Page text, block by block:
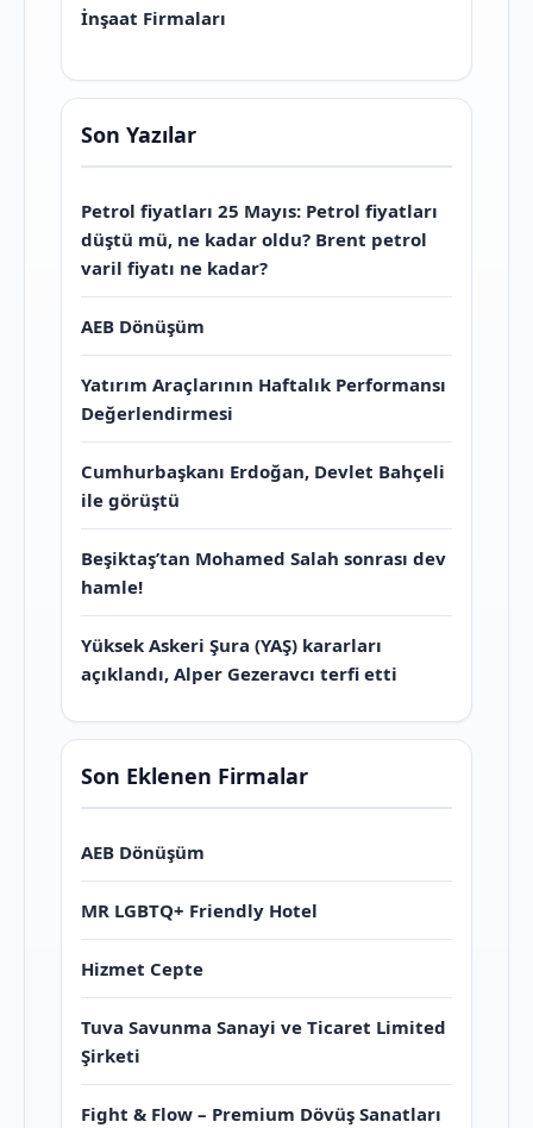
İnşaat Firmaları
Son Yazılar
Petrol fiyatları 25 Mayıs: Petrol fiyatları
düştü mü, ne kadar oldu? Brent petrol
varil fiyatı ne kadar?
AEB Dönüşüm
Yatırım Araçlarının Haftalık Performansı
Değerlendirmesi
Cumhurbaşkanı Erdoğan, Devlet Bahçeli
ile görüştü
Beşiktaş’tan Mohamed Salah sonrası dev
hamle!
Yüksek Askeri Şura (YAŞ) kararları
açıklandı, Alper Gezeravcı terfi etti
Son Eklenen Firmalar
AEB Dönüşüm
MR LGBTQ+ Friendly Hotel
Hizmet Cepte
Tuva Savunma Sanayi ve Ticaret Limited
Şirketi
Fight & Flow – Premium Dövüş Sanatları